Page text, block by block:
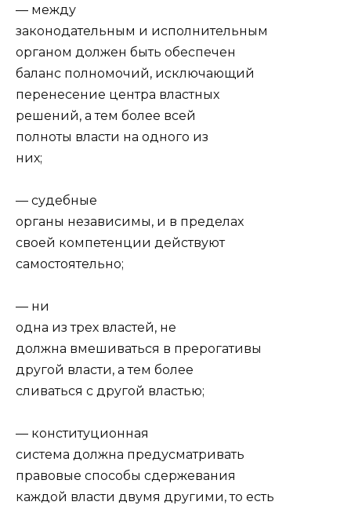
— между
законодательным и исполнительным
органом должен быть обеспечен
баланс полномочий, исключающий
перенесение центра властных
решений, а тем более всей
полноты власти на одного из
них;
— судебные
органы независимы, и в пределах
своей компетенции действуют
самостоятельно;
— ни
одна из трех властей, не
должна вмешиваться в прерогативы
другой власти, а тем более
сливаться с другой властью;
— конституционная
система должна предусматривать
правовые способы сдержевания
каждой власти двумя другими, то есть